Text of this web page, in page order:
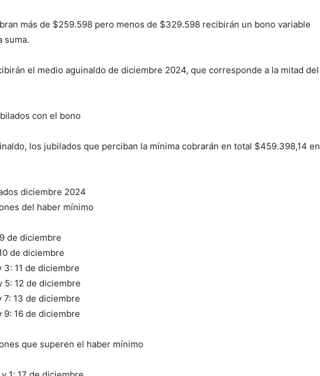
ve…
más de $259.598 pero menos de $329.598 recibirán un bono variable
suma.
el medio aguinaldo de diciembre 2024, que corresponde a la mitad del
con el bono
los jubilados que perciban la mínima cobrarán en total $459.398,14 en
diciembre 2024
del haber mínimo
de diciembre
de diciembre
3: 11 de diciembre
5: 12 de diciembre
7: 13 de diciembre
9: 16 de diciembre
que superen el haber mínimo